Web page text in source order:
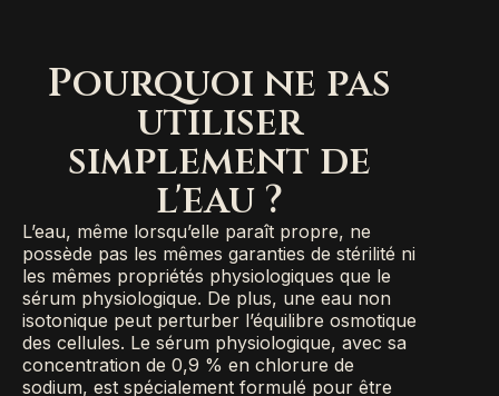
Pourquoi ne pas
utiliser
simplement de
l'eau ?
L’eau, même lorsqu’elle paraît propre, ne
possède pas les mêmes garanties de stérilité ni
les mêmes propriétés physiologiques que le
sérum physiologique. De plus, une eau non
isotonique peut perturber l’équilibre osmotique
des cellules. Le sérum physiologique, avec sa
concentration de 0,9 % en chlorure de
sodium, est spécialement formulé pour être